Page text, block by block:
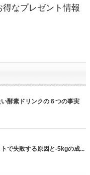
なプレゼント情報
酵素ドリンクの６つの事実
で失敗する原因と-5kgの成...